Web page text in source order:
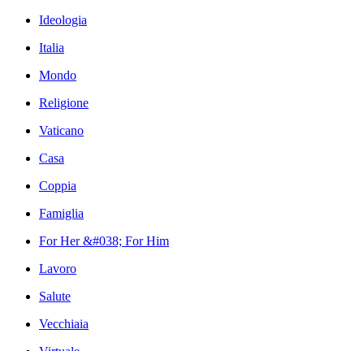
Ideologia
Italia
Mondo
Religione
Vaticano
Casa
Coppia
Famiglia
For Her &#038; For Him
Lavoro
Salute
Vecchiaia